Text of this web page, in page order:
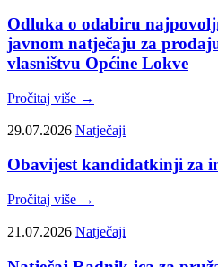
Odluka o odabiru
javnom natječaju za
vlasništvu Općine Lokve
Pročitaj više →
29.07.2026 Natječaji
Obavijest kandidatkinji za
Pročitaj više →
21.07.2026 Natječaji